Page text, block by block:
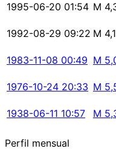
1995-06-20 01:54 M
1992-08-29 09:22 M 4,1
1983-11-08 00:49 M
1976-10-24 20:33 M
1938-06-11 10:57 M
Perfil mensual